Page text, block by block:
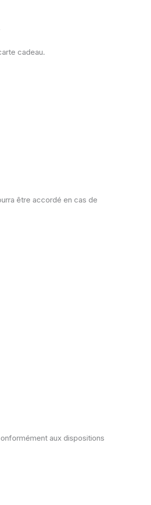
cadeau.
être accordé en cas de
aux dispositions